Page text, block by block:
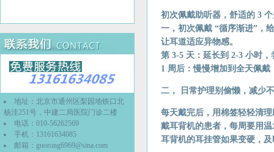
地址：北京市通州区梨园地铁口北
杨洼251号，中建二局医院门诊二楼
电话：010-56262569
手机：13161634085
邮箱： guorong6969@sina.com
初次佩戴助听器，舒适的 3
一，初次佩戴 “循序渐进”，
让耳道适应异物感。
第 3-5 天：延长到 2-3 小时
1 周后：慢慢增加到全天佩
二， 日常护理别偷懒，减少
每天戴完后，用棉签轻轻清
戴耳背机的患者，每周要用
耳背机的耳挂管如果变硬，